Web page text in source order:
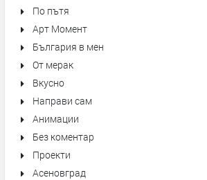
По пътя
Арт Момент
България в мен
От мерак
Вкусно
Направи сам
Анимации
Без коментар
Проекти
Асеновград